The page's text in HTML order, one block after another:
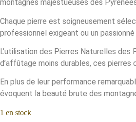
montagnes majestueuses des
Chaque pierre est soigneusement
professionnel exigeant ou un
L’utilisation des Pierres Naturelles
d’affûtage moins durables, ces
En plus de leur performance
évoquent la beauté brute des
1 en stock